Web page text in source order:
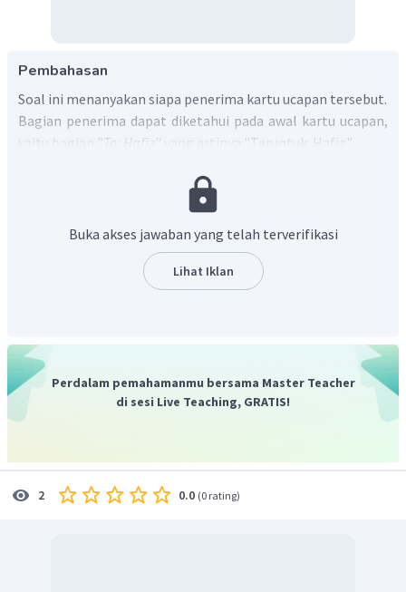
Pembahasan
Soal ini menanyakan siapa penerima kartu ucapan tersebut.
Bagian penerima dapat diketahui pada awal kartu ucapan,
yaitu bagian "To: Hafiz " yang artinya "Teruntuk: Hafiz".
Buka akses jawaban yang telah terverifikasi
Lihat Iklan
Perdalam pemahamanmu bersama Master Teacher
di sesi Live Teaching, GRATIS!
2 0.0 (0 rating)